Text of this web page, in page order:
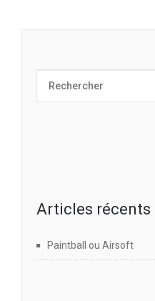
Articles récents
Paintball ou Airsoft